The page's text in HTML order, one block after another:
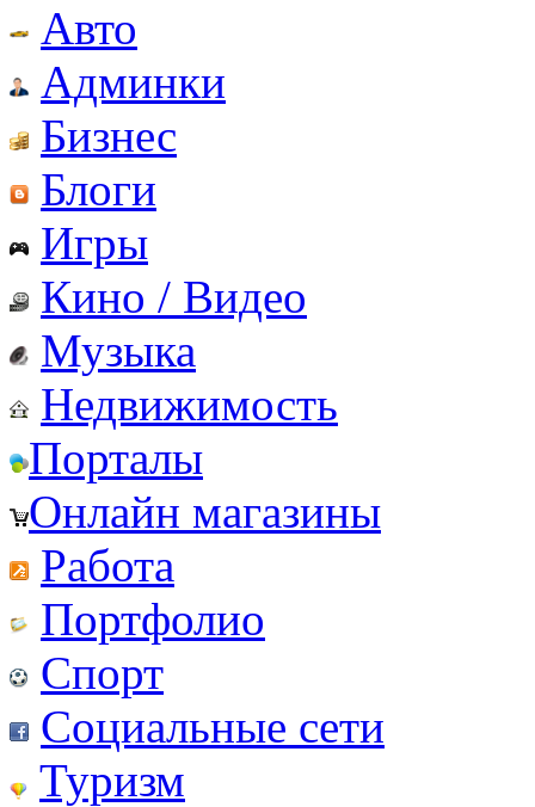
Авто
Админки
Бизнес
Блоги
Игры
Кино / Видео
Музыка
Недвижимость
Порталы
Онлайн магазины
Работа
Портфолио
Спорт
Социальные сети
Туризм